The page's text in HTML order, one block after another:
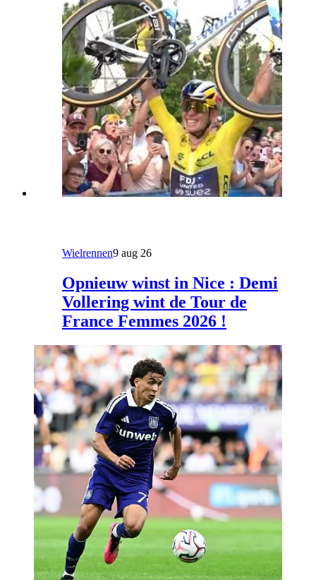
Wielrennen9 aug 26
Opnieuw winst in Nice : Demi
Vollering wint de Tour de
France Femmes 2026 !